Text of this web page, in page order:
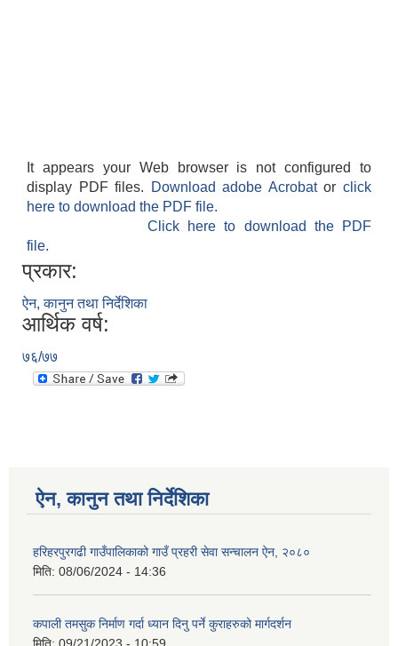
It appears your Web browser is not configured to
display PDF files.
Download adobe Acrobatorclick
here to download the PDF file.
Click here to download the PDF
file.
प्रकार:
ऐन, कानुन तथा निर्देशिका
आर्थिक वर्ष:
७६/७७
ऐन, कानुन तथा निर्देशिका
हरिहरपुरगढी गाउँपालिकाको गाउँ प्रहरी सेवा सन्चालन ऐन, २०८०
मिति: 08/06/2024 - 14:36
कपाली तमसुक निर्माण गर्दा ध्यान दिनु पर्ने कुराहरुको मार्गदर्शन